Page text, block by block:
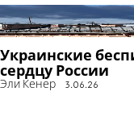
Украинские
сердцу России
Эли Кенер 3.06.26